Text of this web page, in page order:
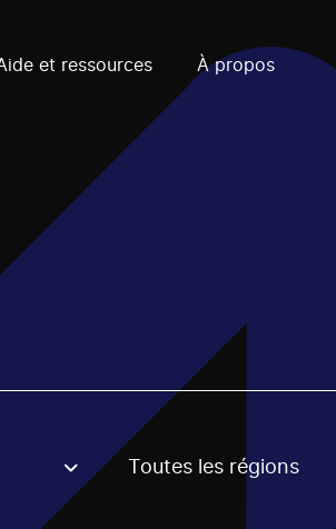
et ressources À propos
filter will be applied when
Toutes les régions